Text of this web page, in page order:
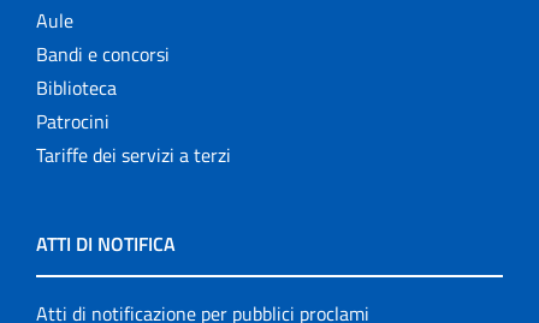
Aule
Bandi e concorsi
Biblioteca
Patrocini
Tariffe dei servizi a terzi
ATTI DI NOTIFICA
Atti di notificazione per pubblici proclami